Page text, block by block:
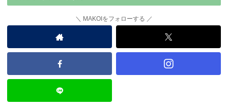
MAKOIをフォローする